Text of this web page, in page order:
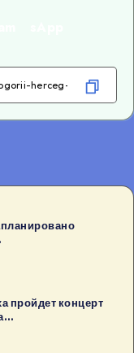
пройдет концерт